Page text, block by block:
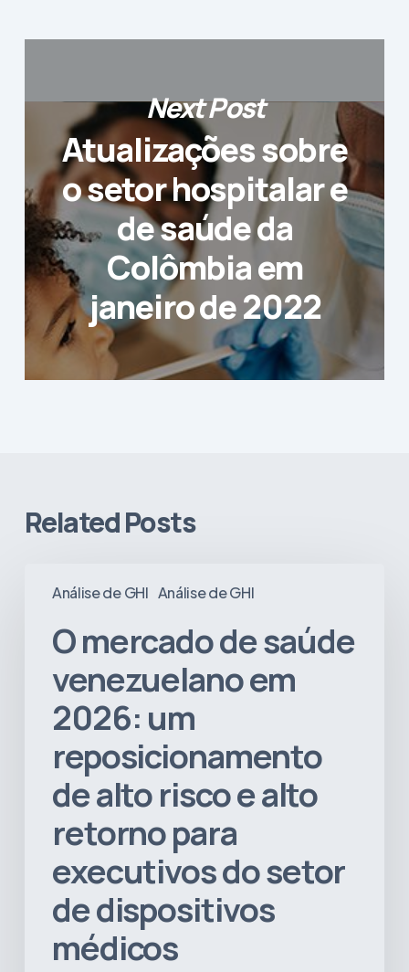
Next Post
Atualizações sobre
o setor hospitalar e
de saúde da
Colômbia em
janeiro de 2022
Related Posts
Análise de GHI Análise de GHI
mercado
saúde
2026:
reposicionamento
retorno
executivos
O mercado de saúde
venezuelano em
2026: um
reposicionamento
de alto risco e alto
retorno para
executivos do setor
de dispositivos
médicos